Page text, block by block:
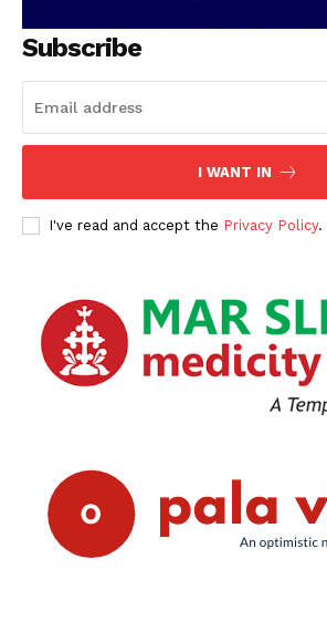
PALA VISION
Subscribe
I WANT IN
I've read and accept the Privacy Policy.